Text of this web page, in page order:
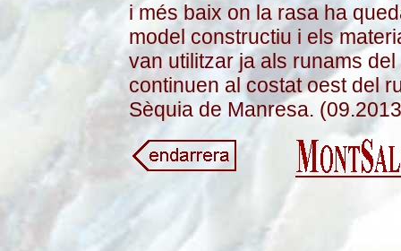
i més baix on la rasa ha
model constructiu i els
van utilitzar ja als runams
continuen al costat oest del
Sèquia de Manresa.